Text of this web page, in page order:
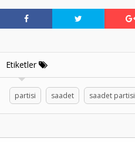
Etiketler
partisi saadet saadet partisi